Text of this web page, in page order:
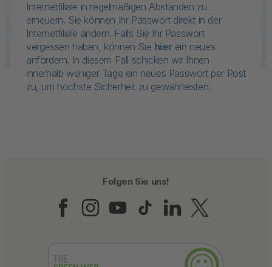
Internetfiliale in regelmäßigen Abständen zu
erneuern. Sie können Ihr Passwort direkt in der
Internetfiliale ändern. Falls Sie Ihr Passwort
vergessen haben, können Sie hier ein neues
anfordern. In diesem Fall schicken wir Ihnen
innerhalb weniger Tage ein neues Passwort per Post
zu, um höchste Sicherheit zu gewährleisten.
Folgen Sie uns!
Folgen Sie uns auf
Folgen Sie uns auf
Folgen Sie uns
Folgen Sie
Folgen